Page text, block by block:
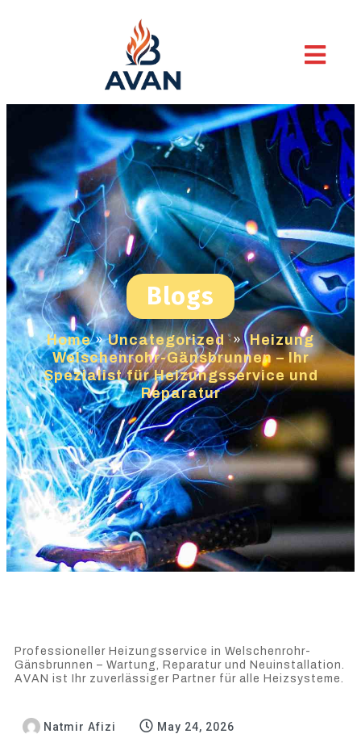
Blogs
Home»Uncategorized » Heizung
Welschenrohr-Gänsbrunnen – Ihr
Spezialist für Heizungsservice und
Reparatur
Professioneller Heizungsservice in Welschenrohr-
Gänsbrunnen – Wartung, Reparatur und Neuinstallation.
AVAN ist Ihr zuverlässiger Partner für alle Heizsysteme.
Natmir Afizi May 24, 2026